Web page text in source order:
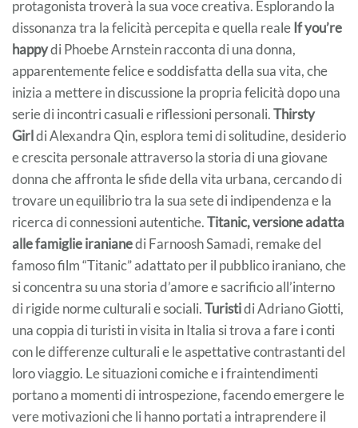
protagonista troverà la sua voce creativa. Esplorando la
dissonanza tra la felicità percepita e quella realeIf you’re
happydi Phoebe Arnstein racconta di una donna,
apparentemente felice e soddisfatta della sua vita, che
inizia a mettere in discussione la propria felicità dopo una
serie di incontri casuali e riflessioni personali.Thirsty
Girldi Alexandra Qin, esplora temi di solitudine, desiderio
e crescita personale attraverso la storia di una giovane
donna che affronta le sfide della vita urbana, cercando di
trovare un equilibrio tra la sua sete di indipendenza e la
ricerca di connessioni autentiche.Titanic, versione adatta
alle famiglie iranianedi Farnoosh Samadi, remake del
famoso film “Titanic” adattato per il pubblico iraniano, che
si concentra su una storia d’amore e sacrificio all’interno
di rigide norme culturali e sociali.Turistidi Adriano Giotti,
una coppia di turisti in visita in Italia si trova a fare i conti
con le differenze culturali e le aspettative contrastanti del
loro viaggio. Le situazioni comiche e i fraintendimenti
portano a momenti di introspezione, facendo emergere le
vere motivazioni che li hanno portati a intraprendere il